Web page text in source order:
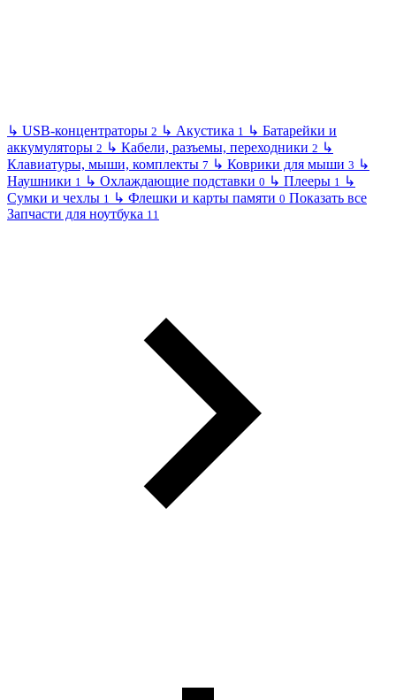
↳ USB-концентраторы 2 ↳ Акустика 1 ↳ Батарейки и
аккумуляторы 2 ↳ Кабели, разъемы, переходники 2 ↳
Клавиатуры, мыши, комплекты 7 ↳ Коврики для мыши 3 ↳
Наушники 1 ↳ Охлаждающие подставки 0 ↳ Плееры 1 ↳
Сумки и чехлы 1 ↳ Флешки и карты памяти 0 Показать все
Запчасти для ноутбука 11